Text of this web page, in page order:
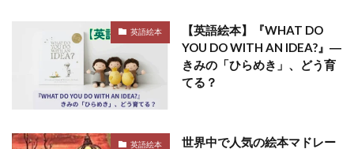
英語絵本
【英語絵本】『WHAT DO
YOU DO WITH AN IDEA?』―
きみの「ひらめき」、どう育
てる？
英語絵本
世界中で人気の絵本マドレー